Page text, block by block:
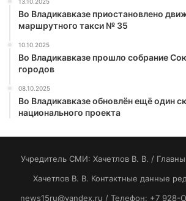
Во Владикавказе приостановлено
маршрутного такси № 35
10.10.2025
Во Владикавказе прошло собрание
городов
08.10.2025
Во Владикавказе обновлён ещё один
национального проекта
Учредитель СМИ: Хaчeтлoв B. B. /
Хaчeтлoв B. B. Контактные данные
news15ru@yandex.ru / Телефон: +7 928-